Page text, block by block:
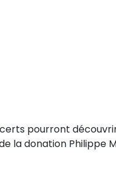
pourront
la donation Philippe